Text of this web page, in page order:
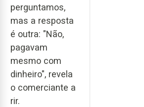
perguntamos,
mas a resposta
é outra: "Não,
pagavam
mesmo com
dinheiro", revela
o comerciante a
rir.